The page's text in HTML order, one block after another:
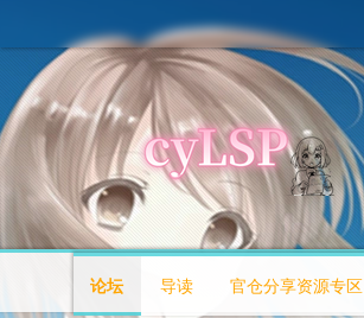
论坛 导读 官仓分享资源专区